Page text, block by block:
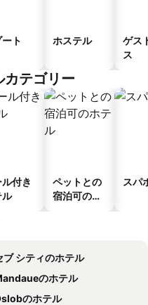
ート ホステル
ゲス
ス
テゴリー
付き
ル
ペットとの
宿泊可のホ
スパ
ブ シティのホテル
のホテル
のホテル